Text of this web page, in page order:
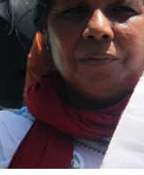
a
n
t
e